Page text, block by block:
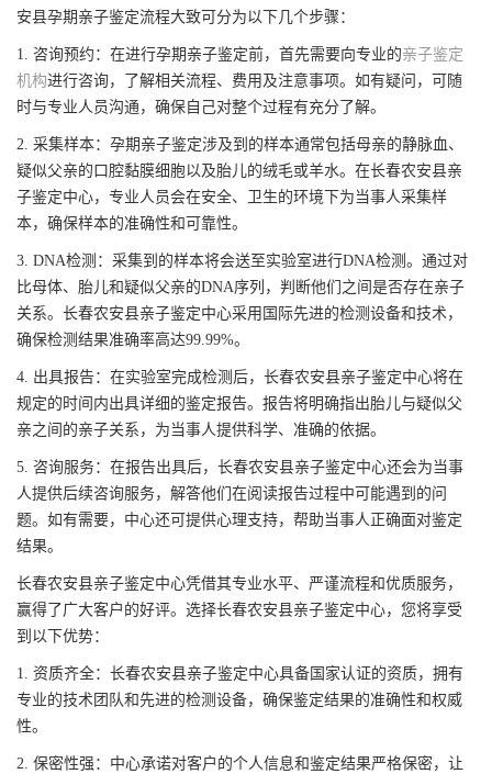
安县孕期亲子鉴定流程大致可分为以下几个步骤：
1. 咨询预约：在进行孕期亲子鉴定前，首先需要向专业的亲子鉴定
机构进行咨询，了解相关流程、费用及注意事项。如有疑问，可随
时与专业人员沟通，确保自己对整个过程有充分了解。
2. 采集样本：孕期亲子鉴定涉及到的样本通常包括母亲的静脉血、
疑似父亲的口腔黏膜细胞以及胎儿的绒毛或羊水。在长春农安县亲
子鉴定中心，专业人员会在安全、卫生的环境下为当事人采集样
本，确保样本的准确性和可靠性。
3. DNA检测：采集到的样本将会送至实验室进行DNA检测。通过对
比母体、胎儿和疑似父亲的DNA序列，判断他们之间是否存在亲子
关系。长春农安县亲子鉴定中心采用国际先进的检测设备和技术，
确保检测结果准确率高达99.99%。
4. 出具报告：在实验室完成检测后，长春农安县亲子鉴定中心将在
规定的时间内出具详细的鉴定报告。报告将明确指出胎儿与疑似父
亲之间的亲子关系，为当事人提供科学、准确的依据。
5. 咨询服务：在报告出具后，长春农安县亲子鉴定中心还会为当事
人提供后续咨询服务，解答他们在阅读报告过程中可能遇到的问
题。如有需要，中心还可提供心理支持，帮助当事人正确面对鉴定
结果。
长春农安县亲子鉴定中心凭借其专业水平、严谨流程和优质服务，
赢得了广大客户的好评。选择长春农安县亲子鉴定中心，您将享受
到以下优势：
1. 资质齐全：长春农安县亲子鉴定中心具备国家认证的资质，拥有
专业的技术团队和先进的检测设备，确保鉴定结果的准确性和权威
性。
2. 保密性强：中心承诺对客户的个人信息和鉴定结果严格保密，让